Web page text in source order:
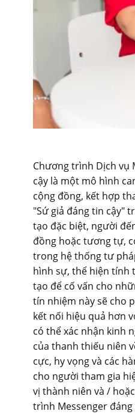
Chương trình Dịch vụ
cậy là một mô hình
cộng đồng, kết hợp
"Sứ giả đáng tin cậy"
tạo đặc biệt, người
đồng hoặc tương tự,
trong hệ thống tư
hình sự, thể hiện tính
tạo để cố vấn cho
tín nhiệm này sẽ cho
kết nối hiệu quả hơn
có thể xác nhận kinh
của thanh thiếu niên
cực, hy vọng và các
cho người tham gia
vị thành niên và /
trình Messenger